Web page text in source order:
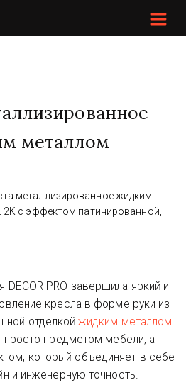
металлом
металлизированное жидким
2K с эффектом патинированной,
DECOR PRO завершила яркий и
кресла в форме руки из
отделкой жидким металлом.
просто предметом мебели, а
который объединяет в себе
и инженерную точность.